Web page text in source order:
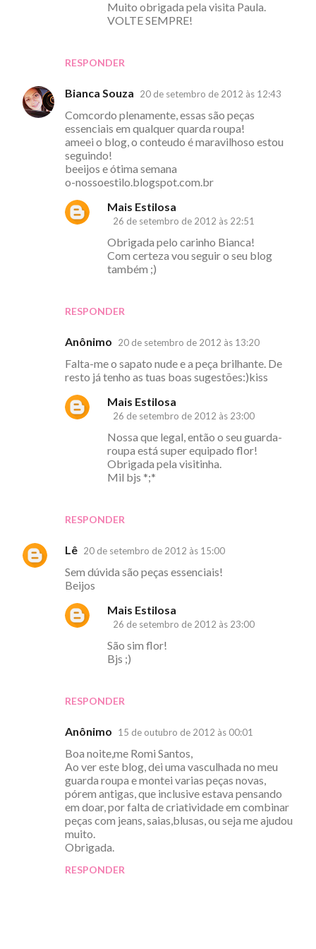
RESPONDER
Muito obrigada pela visita Paula.
VOLTE SEMPRE!
Bianca Souza 20 de setembro de 2012 às 12:43
Comcordo plenamente, essas são peças
essenciais em qualquer quarda roupa!
ameei o blog, o conteudo é maravilhoso estou
seguindo!
beeijos e ótima semana
o-nossoestilo.blogspot.com.br
RESPONDER
Mais Estilosa
26 de setembro de 2012 às 22:51
Obrigada pelo carinho Bianca!
Com certeza vou seguir o seu blog
também ;)
Anônimo 20 de setembro de 2012 às 13:20
Falta-me o sapato nude e a peça brilhante. De
resto já tenho as tuas boas sugestões:)kiss
RESPONDER
Mais Estilosa
26 de setembro de 2012 às 23:00
Nossa que legal, então o seu guarda-
roupa está super equipado flor!
Obrigada pela visitinha.
Mil bjs *;*
Lê 20 de setembro de 2012 às 15:00
Sem dúvida são peças essenciais!
Beijos
RESPONDER
Mais Estilosa
26 de setembro de 2012 às 23:00
São sim flor!
Bjs ;)
Anônimo 15 de outubro de 2012 às 00:01
Boa noite,me Romi Santos,
Ao ver este blog, dei uma vasculhada no meu
guarda roupa e montei varias peças novas,
pórem antigas, que inclusive estava pensando
em doar, por falta de criatividade em combinar
peças com jeans, saias,blusas, ou seja me ajudou
muito.
Obrigada.
RESPONDER